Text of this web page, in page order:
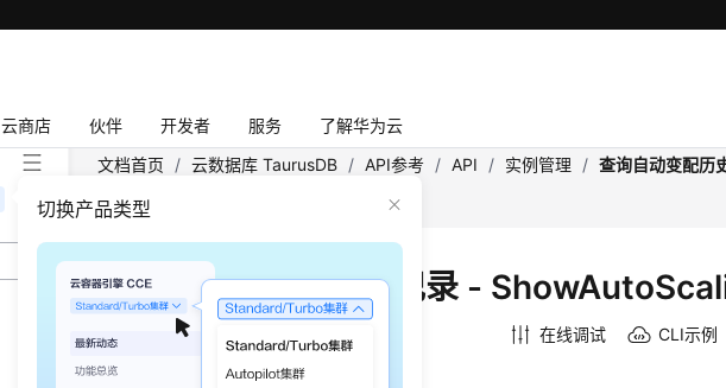
云商店 伙伴 开发者 服务 了解华为云
切换产品类型
文档首页 / 云数据库 TaurusDB / API参考 / API / 实例管理 / 查询自动变配历
查询自动变配历史记录 -
更新时间： 在线调试 CLI示例